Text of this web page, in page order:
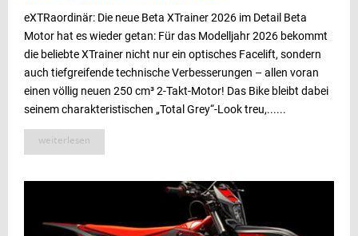
eXTRaordinär: Die neue Beta XTrainer 2026 im Detail Beta
Motor hat es wieder getan: Für das Modelljahr 2026 bekommt
die beliebte XTrainer nicht nur ein optisches Facelift, sondern
auch tiefgreifende technische Verbesserungen – allen voran
einen völlig neuen 250 cm³ 2-Takt-Motor! Das Bike bleibt dabei
seinem charakteristischen „Total Grey“-Look treu,......
weiterlesen